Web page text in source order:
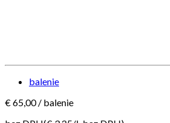
balenie
€65,00/ balenie